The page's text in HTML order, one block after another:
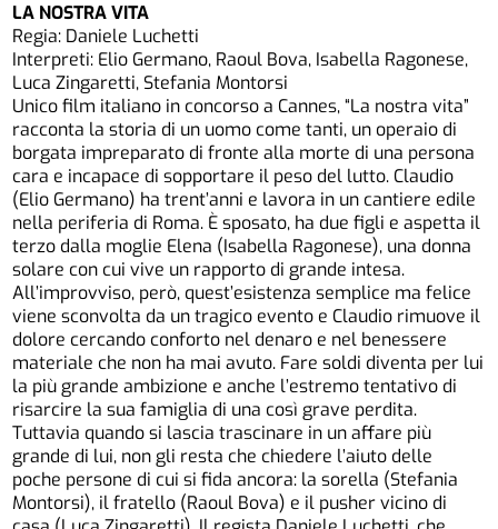
LA NOSTRA VITA
Regia: Daniele Luchetti
Interpreti: Elio Germano, Raoul Bova, Isabella Ragonese,
Luca Zingaretti, Stefania Montorsi
Unico film italiano in concorso a Cannes, “La nostra vita”
racconta la storia di un uomo come tanti, un operaio di
borgata impreparato di fronte alla morte di una persona
cara e incapace di sopportare il peso del lutto. Claudio
(Elio Germano) ha trent’anni e lavora in un cantiere edile
nella periferia di Roma. È sposato, ha due figli e aspetta il
terzo dalla moglie Elena (Isabella Ragonese), una donna
solare con cui vive un rapporto di grande intesa.
All’improvviso, però, quest’esistenza semplice ma felice
viene sconvolta da un tragico evento e Claudio rimuove il
dolore cercando conforto nel denaro e nel benessere
materiale che non ha mai avuto. Fare soldi diventa per lui
la più grande ambizione e anche l’estremo tentativo di
risarcire la sua famiglia di una così grave perdita.
Tuttavia quando si lascia trascinare in un affare più
grande di lui, non gli resta che chiedere l’aiuto delle
poche persone di cui si fida ancora: la sorella (Stefania
Montorsi), il fratello (Raoul Bova) e il pusher vicino di